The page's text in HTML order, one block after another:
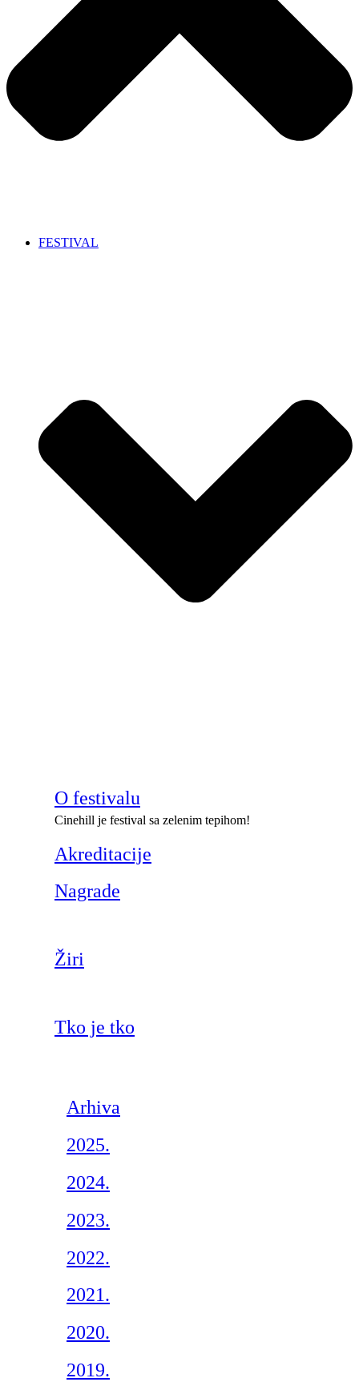
FESTIVAL
O festivalu
Cinehill je festival sa zelenim tepihom!
Akreditacije
Nagrade
Žiri
Tko je tko
Arhiva
2025.
2024.
2023.
2022.
2021.
2020.
2019.